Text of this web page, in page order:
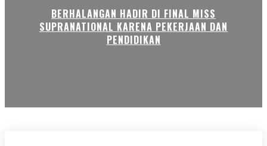
BERHALANGAN HADIR DI FINAL MISS
SUPRANATIONAL KARENA PEKERJAAN DAN
PENDIDIKAN